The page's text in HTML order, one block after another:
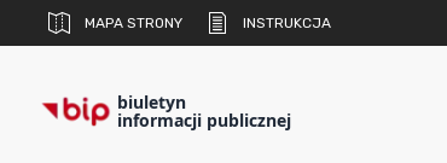
MAPA STRONY INSTRUKCJA
biuletyn
informacji publicznej